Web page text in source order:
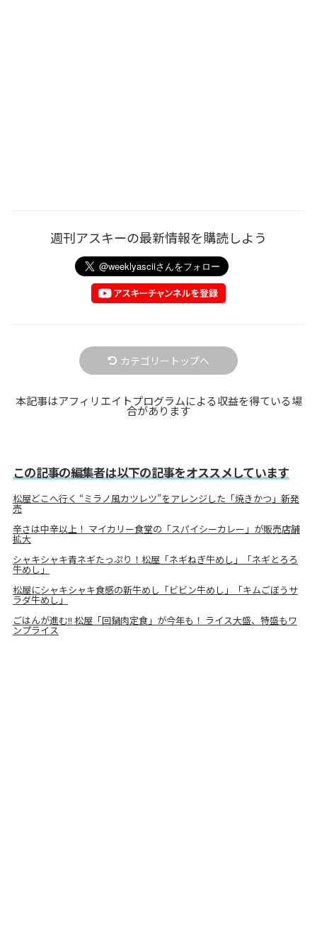
週刊アスキーの最新情報を購読しよう
カテゴリートップへ
本記事はアフィリエイトプログラムによる収益を得ている場
合があります
この記事の編集者は以下の記事をオススメしています
松屋どこへ行く “ミラノ風カツレツ”をアレンジした「焼きかつ」新発
売
辛さは中辛以上！ マイカリー食堂の「スパイシーカレー」が販売店舗
拡大
シャキシャキ青ネギたっぷり！松屋「ネギねぎ牛めし」「ネギとろろ
牛めし」
松屋にシャキシャキ食感の新牛めし「ビビン牛めし」「キムごぼうサ
ラダ牛めし」
ごはんが進む!! 松屋「回鍋肉定食」が今年も！ ライス大盛、特盛もワ
ンプライス